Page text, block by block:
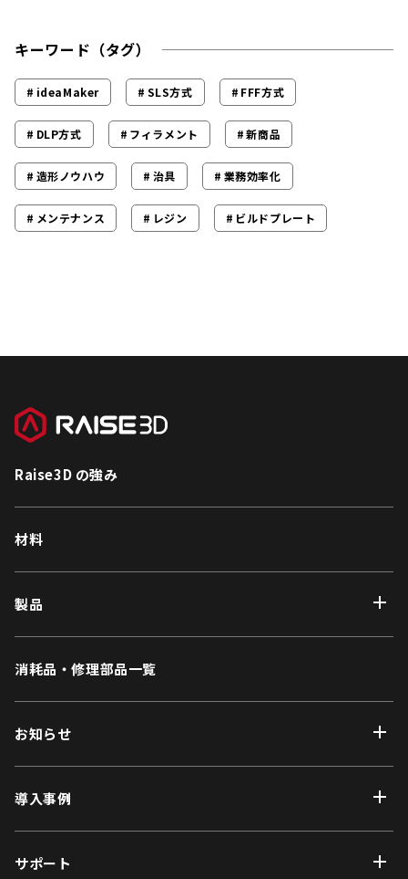
キーワード（タグ）
ideaMaker SLS方式 FFF方式
DLP方式 フィラメント 新商品
造形ノウハウ 治具 業務効率化
メンテナンス レジン ビルドプレート
Raise3D の強み
材料
製品
消耗品・修理部品一覧
お知らせ
導入事例
サポート